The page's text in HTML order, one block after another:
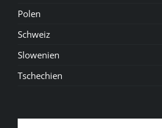
Polen
Schweiz
Slowenien
Tschechien